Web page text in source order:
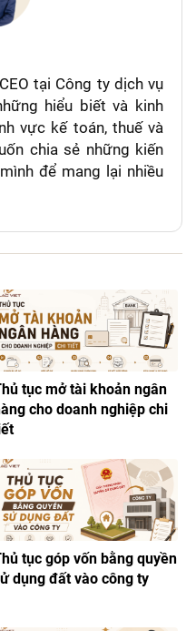
tại Công ty dịch vụ
hiểu biết và kinh
vực kế toán, thuế và
chia sẻ những kiến
để mang lại nhiều
tục mở tài khoản ngân
cho doanh nghiệp chi
tục góp vốn bằng quyền
dụng đất vào công ty